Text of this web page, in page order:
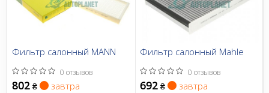
Фильтр салонный MANN
0 отзывов
802 ₴ завтра
Фильтр салонный Mahle
0 отзывов
692 ₴ завтра